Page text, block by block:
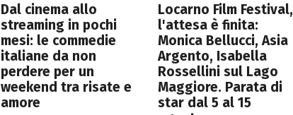
Dal cinema allo
streaming in pochi
mesi: le commedie
italiane da non
perdere per un
weekend tra risate e
amore
Locarno Film Festival,
l'attesa è finita:
Monica Bellucci, Asia
Argento, Isabella
Rossellini sul Lago
Maggiore. Parata di
star dal 5 al 15